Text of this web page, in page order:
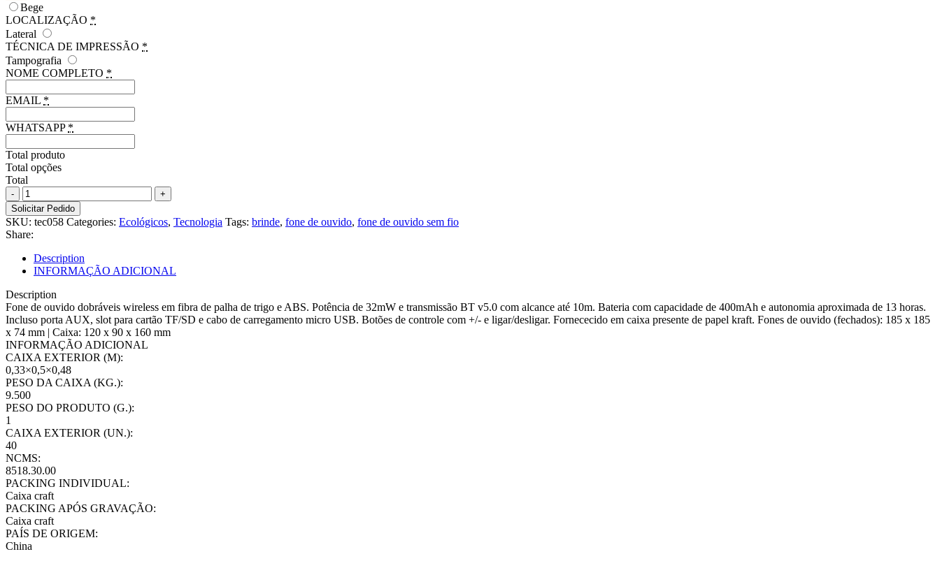
Bege
LOCALIZAÇÃO *
Lateral
TÉCNICA DE IMPRESSÃO *
Tampografia
NOME COMPLETO *
EMAIL *
WHATSAPP *
Total produto
Total opções
Total
Fone
de
ouvido
dobráveis
wireless
em
fibra
palha
de
trigo
e
ABS
quantity
Solicitar Pedido
SKU: tec058 Categories: Ecológicos, Tecnologia Tags: brinde, fone de ouvido, fone de ouvido sem fio
Share:
Description
INFORMAÇÃO ADICIONAL
Description
Fone de ouvido dobráveis wireless em fibra de palha de trigo e ABS. Potência de 32mW e transmissão BT v5.0 com alcance até 10m. Bateria com capacidade de 400mAh e autonomia aproximada de 13 horas.
Incluso porta AUX, slot para cartão TF/SD e cabo de carregamento micro USB. Botões de controle com +/- e ligar/desligar. Fornececido em caixa presente de papel kraft. Fones de ouvido (fechados): 185 x 185
x 74 mm | Caixa: 120 x 90 x 160 mm
INFORMAÇÃO ADICIONAL
CAIXA EXTERIOR (M):
0,33×0,5×0,48
PESO DA CAIXA (KG.):
9.500
PESO DO PRODUTO (G.):
1
CAIXA EXTERIOR (UN.):
40
NCMS:
8518.30.00
PACKING INDIVIDUAL:
Caixa craft
PACKING APÓS GRAVAÇÃO:
Caixa craft
PAÍS DE ORIGEM:
China